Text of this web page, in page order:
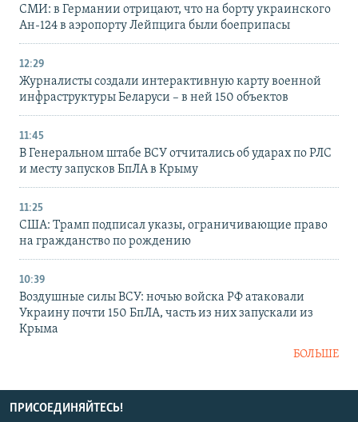
СМИ: в Германии отрицают, что на борту украинского
Ан-124 в аэропорту Лейпцига были боеприпасы
12:29
Журналисты создали интерактивную карту военной
инфраструктуры Беларуси – в ней 150 объектов
11:45
В Генеральном штабе ВСУ отчитались об ударах по РЛС
и месту запусков БпЛА в Крыму
11:25
США: Трамп подписал указы, ограничивающие право
на гражданство по рождению
10:39
Воздушные силы ВСУ: ночью войска РФ атаковали
Украину почти 150 БпЛА, часть из них запускали из
Крыма
БОЛЬШЕ
ПРИСОЕДИНЯЙТЕСЬ!